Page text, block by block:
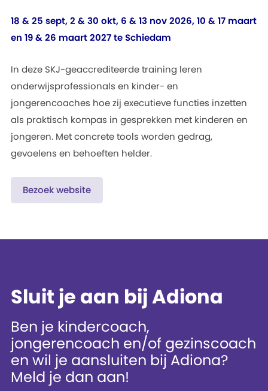
18 & 25 sept, 2 & 30 okt, 6 & 13 nov 2026, 10 & 17 maart
en 19 & 26 maart 2027 te Schiedam
In deze SKJ-geaccrediteerde training leren
onderwijsprofessionals en kinder- en
jongerencoaches hoe zij executieve functies inzetten
als praktisch kompas in gesprekken met kinderen en
jongeren. Met concrete tools worden gedrag,
gevoelens en behoeften helder.
Bezoek website
Sluit je aan bij Adiona
Ben je kindercoach,
jongerencoach en/of gezinscoach
en wil je aansluiten bij Adiona?
Meld je dan aan!